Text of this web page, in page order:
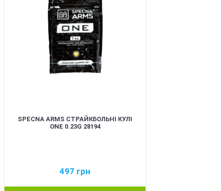
SPECNA ARMS СТРАЙКБОЛЬНІ КУЛІ
ONE 0.23G 28194
497 грн